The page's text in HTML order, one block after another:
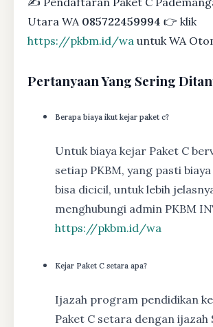
Utara WA 085722459994 👉 klik
https://pkbm.id/wa untuk WA
Pertanyaan Yang Sering
Berapa biaya ikut kejar paket c?
Untuk biaya kejar Paket C
setiap PKBM, yang pasti
bisa dicicil, untuk lebih
menghubungi admin PKBM
https://pkbm.id/wa
Kejar Paket C setara apa?
Ijazah program pendidikan
Paket C setara dengan ijazah